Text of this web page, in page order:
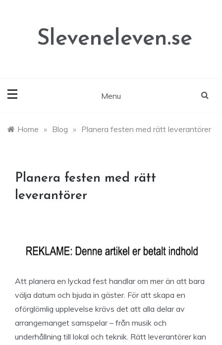
Sleveneleven.se
Menu
Home » Blog » Planera festen med rätt leverantörer
Planera festen med rätt
leverantörer
Att planera en lyckad fest handlar om mer än att bara
välja datum och bjuda in gäster. För att skapa en
oförglömlig upplevelse krävs det att alla delar av
arrangemanget samspelar – från musik och
underhållning till lokal och teknik. Rätt leverantörer kan